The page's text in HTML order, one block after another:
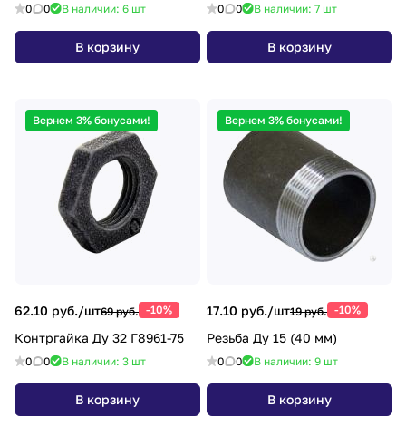
0 0 В наличии: 6 шт
В корзину
0 0 В наличии: 7 шт
В корзину
Вернем 3% бонусами!
62.10 руб./шт69 руб. -10%
Контргайка Ду 32 Г8961-75
0 0 В наличии: 3 шт
В корзину
Вернем 3% бонусами!
17.10 руб./шт19 руб. -10%
Резьба Ду 15 (40 мм)
0 0 В наличии: 9 шт
В корзину